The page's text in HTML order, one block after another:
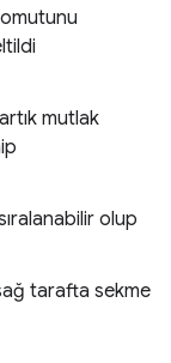
mutlak
olup
tarafta sekme